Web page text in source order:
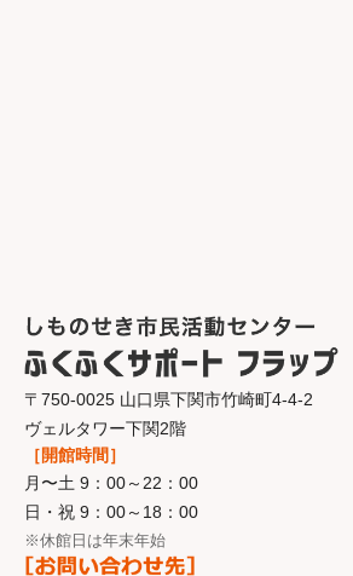
〒750-0025 山口県下関市竹崎町4-4-2
ヴェルタワー下関2階
［開館時間］
月〜土 9：00～22：00
日・祝 9：00～18：00
※休館日は年末年始